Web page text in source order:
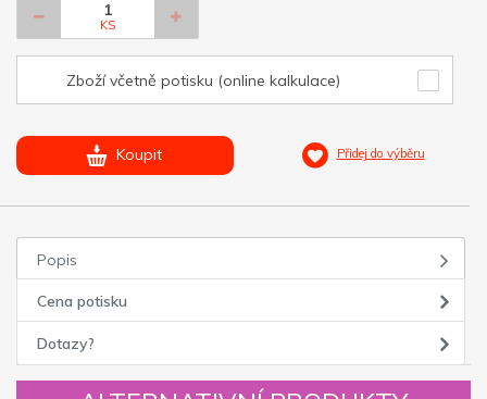
KS
Zboží včetně potisku (online kalkulace)
Koupit Přidej do výběru
Popis
Cena potisku
Dotazy?